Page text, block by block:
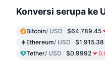
Konversi serupa ke
Bitcoin/ USD $64,789.45
Ethereum/ USD $1,915.38
Tether/ USD $0.9992